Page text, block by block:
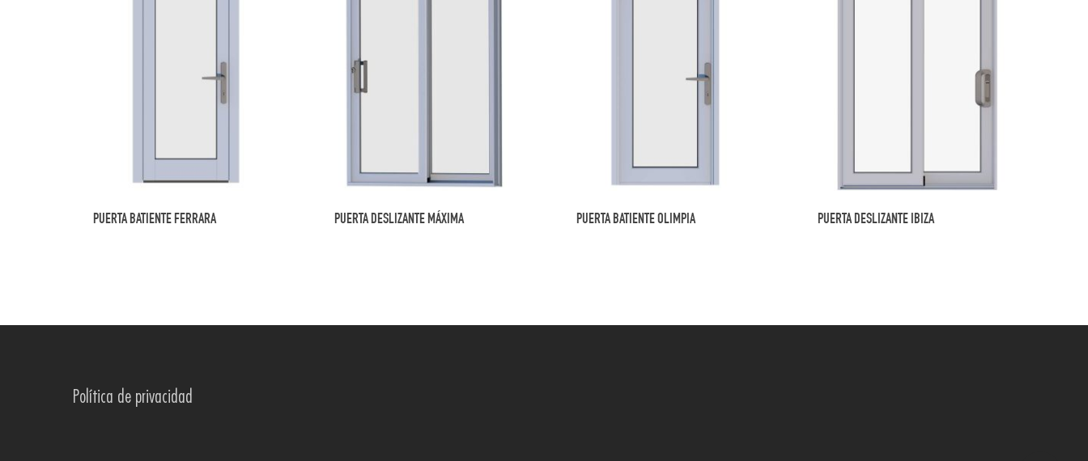
PUERTA BATIENTE FERRARA PUERTA DESLIZANTE MÁXIMA PUERTA BATIENTE OLIMPIA PUERTA DESLIZANTE IBIZA
Política de privacidad